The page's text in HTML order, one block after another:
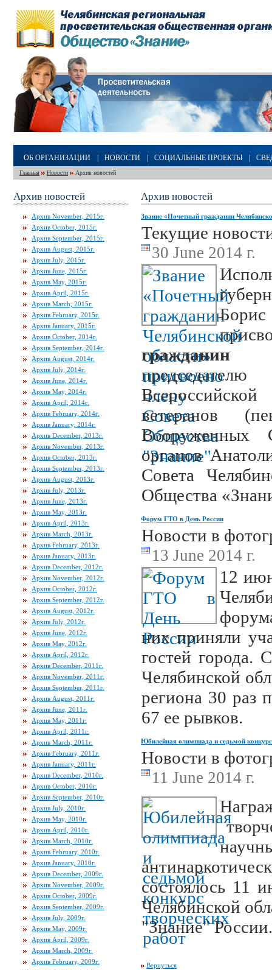
ОБ ОРГАНИЗАЦИИ НОВОСТИ СОЦИАЛЬНЫЕ ПРОЕКТЫ
Главная Новости Архив новостей
Архив новостей
Архив November, 2015г.
Архив October, 2015г.
Архив September, 2015г.
Архив August, 2015г.
Архив July, 2015г.
Архив June, 2015г.
Архив May, 2015г.
Архив April, 2015г.
Архив March, 2015г.
Архив February, 2015г.
Архив January, 2015г.
Архив October, 2014г.
Архив September, 2014г.
Архив August, 2014г.
Архив July, 2014г.
Архив June, 2014г.
Архив May, 2014г.
Архив April, 2014г.
Архив February, 2014г.
Архив January, 2014г.
Архив December, 2013г.
Архив November, 2013г.
Архив October, 2013г.
Архив September, 2013г.
Архив August, 2013г.
Архив July, 2013г.
Архив June, 2013г.
Архив May, 2013г.
Архив April, 2013г.
Архив March, 2013г.
Архив February, 2013г.
Архив January, 2013г.
Архив December, 2012г.
Архив November, 2012г.
Архив October, 2012г.
Архив September, 2012г.
Архив August, 2012г.
Архив July, 2012г.
Архив June, 2012г.
Архив May, 2012г.
Архив April, 2012г.
Архив December, 2011г.
Архив November, 2011г.
Архив September, 2011г.
Архив August, 2011г.
Архив June, 2011г.
Архив May, 2011г.
Архив April, 2011г.
Архив March, 2011г.
Архив February, 2011г.
Архив January, 2011г.
Архив December, 2010г.
Архив October, 2010г.
Архив September, 2010г.
Архив July, 2010г.
Архив May, 2010г.
Архив April, 2010г.
Архив March, 2010г.
Архив February, 2010г.
Архив January, 2010г.
Архив December, 2009г.
Архив November, 2009г.
Архив October, 2009г.
Архив September, 2009г.
Архив July, 2009г.
Архив May, 2009г.
Архив April, 2009г.
Архив March, 2009г.
Архив February, 2009г.
Архив новостей
Звание «Почетный гражданин
Текущие
30 June 2014 г.
гражданин
ветеранов
Вооруженных
органов
Совета
Общества
Форум ГТО в День России
Новости в
13 June 2014 г.
12
них приняли
гостей города.
Челябинской
региона 30 раз
67 ее рывков.
Юбилейная олимпиада и седьмой конкурс
Новости в
11 June 2014 г.
состоялось 11
Челябинской
"Знание" России.
Вернуться